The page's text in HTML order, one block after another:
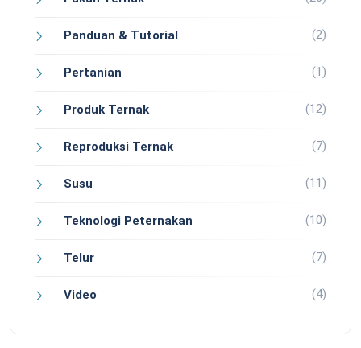
Panduan & Tutorial (2)
Pertanian (1)
Produk Ternak (12)
Reproduksi Ternak (7)
Susu (11)
Teknologi Peternakan (10)
Telur (7)
Video (4)